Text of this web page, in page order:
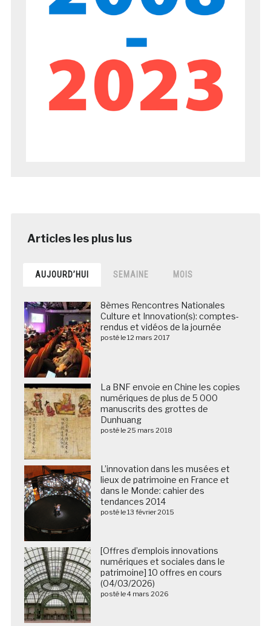
AUJOURD’HUI SEMAINE MOIS
8èmes Rencontres Nationales
Culture et Innovation(s): comptes-
rendus et vidéos de la journée
posté le 12 mars 2017
La BNF envoie en Chine les copies
numériques de plus de 5 000
manuscrits des grottes de
Dunhuang
posté le 25 mars 2018
L’innovation dans les musées et
lieux de patrimoine en France et
dans le Monde: cahier des
tendances 2014
posté le 13 février 2015
[Offres d’emplois innovations
numériques et sociales dans le
patrimoine] 10 offres en cours
(04/03/2026)
posté le 4 mars 2026